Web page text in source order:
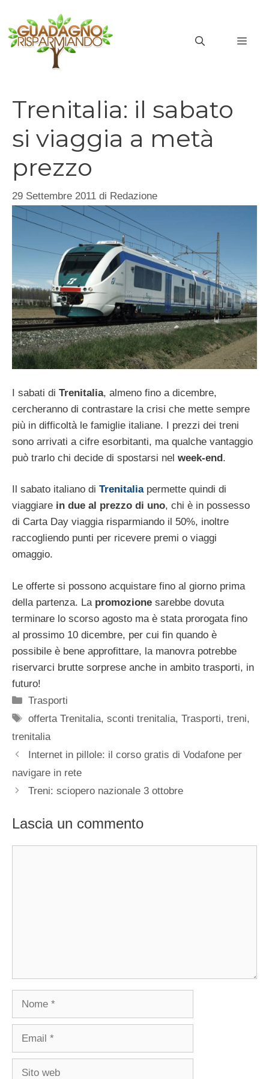
contenuto
Trenitalia: il sabato
si viaggia a metà
prezzo
29 Settembre 2011 di Redazione
I sabati di Trenitalia, almeno fino a dicembre,
cercheranno di contrastare la crisi che mette sempre
più in difficoltà le famiglie italiane. I prezzi dei treni
sono arrivati a cifre esorbitanti, ma qualche vantaggio
può trarlo chi decide di spostarsi nel week-end.
Il sabato italiano di Trenitaliapermette quindi di
viaggiare in due al prezzo di uno, chi è in possesso
di Carta Day viaggia risparmiando il 50%, inoltre
raccogliendo punti per ricevere premi o viaggi
omaggio.
Le offerte si possono acquistare fino al giorno prima
della partenza. La promozione sarebbe dovuta
terminare lo scorso agosto ma è stata prorogata fino
al prossimo 10 dicembre, per cui fin quando è
possibile è bene approfittare, la manovra potrebbe
riservarci brutte sorprese anche in ambito trasporti, in
futuro!
Categorie
Trasporti
Tag
offerta Trenitalia,sconti trenitalia,Trasporti,treni,
trenitalia
Internet in pillole: il corso gratis di Vodafone per
navigare in rete
Treni: sciopero nazionale 3 ottobre
Lascia un commento
Nome
Email
Sito